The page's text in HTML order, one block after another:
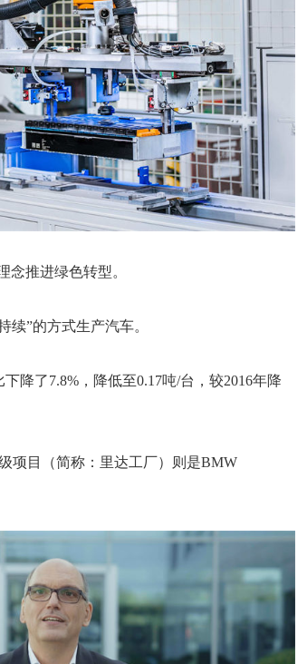
念推进绿色转型。
续”的方式生产汽车。
降了7.8%，降低至0.17吨/台，较2016年降
项目（简称：里达工厂）则是BMW